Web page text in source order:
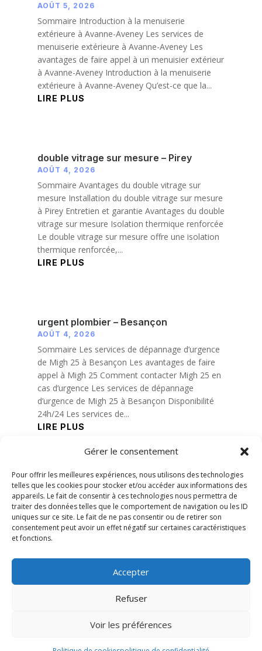
Gérer le consentement
Pour offrir les meilleures expériences, nous utilisons des technologies
telles que les cookies pour stocker et/ou accéder aux informations des
appareils. Le fait de consentir à ces technologies nous permettra de
traiter des données telles que le comportement de navigation ou les ID
uniques sur ce site. Le fait de ne pas consentir ou de retirer son
consentement peut avoir un effet négatif sur certaines caractéristiques
et fonctions.
Accepter
Refuser
Voir les préférences
AOÛT 5, 2026
Sommaire Introduction à la menuiserie
extérieure à Avanne-Aveney Les services de
menuiserie extérieure à Avanne-Aveney Les
avantages de faire appel à un menuisier extérieur
à Avanne-Aveney Introduction à la menuiserie
extérieure à Avanne-Aveney Qu’est-ce que la...
LIRE PLUS
double vitrage sur mesure – Pirey
AOÛT 4, 2026
Sommaire Avantages du double vitrage sur
mesure Installation du double vitrage sur mesure
à Pirey Entretien et garantie Avantages du double
vitrage sur mesure Isolation thermique renforcée
Le double vitrage sur mesure offre une isolation
thermique renforcée,...
LIRE PLUS
urgent plombier – Besançon
AOÛT 4, 2026
Sommaire Les services de dépannage d’urgence
de Migh 25 à Besançon Les avantages de faire
appel à Migh 25 Comment contacter Migh 25 en
cas d’urgence Les services de dépannage
d’urgence de Migh 25 à Besançon Disponibilité
24h/24 Les services de...
LIRE PLUS
« Entrées précédentes
© 2026 M Development–Mentions légales